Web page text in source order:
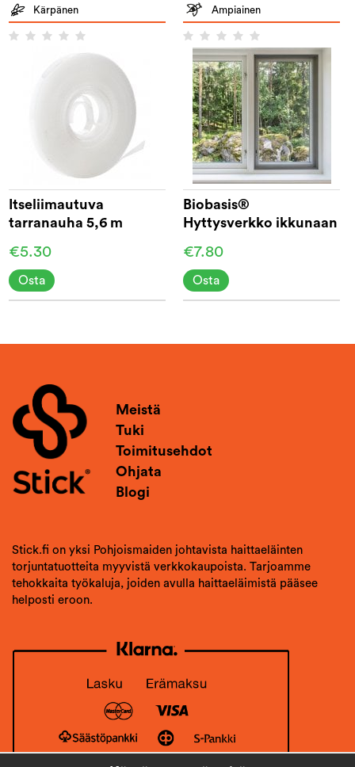
Kärpänen
Itseliimautuva
tarranauha 5,6 m
€5.30
Osta
Ampiainen
Biobasis®
Hyttysverkko ikkunaan
€7.80
Osta
Meistä
Tuki
Toimitusehdot
Ohjata
Blogi
Stick.fi on yksi Pohjoismaiden johtavista haittaeläinten
torjuntatuotteita myyvistä verkkokaupoista. Tarjoamme
tehokkaita työkaluja, joiden avulla haittaeläimistä pääsee
helposti eroon.